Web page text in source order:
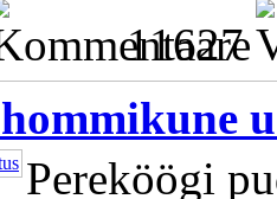
11627
Pereköögi